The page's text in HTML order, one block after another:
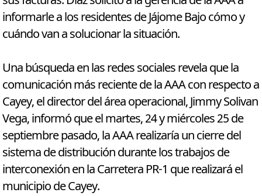
informarle a los residentes de Jájome Bajo cómo y
cuándo van a solucionar la situación.
Una búsqueda en las redes sociales revela que la
comunicación más reciente de la AAA con respecto a
Cayey, el director del área operacional, Jimmy Solivan
Vega, informó que el martes, 24 y miércoles 25 de
septiembre pasado, la AAA realizaría un cierre del
sistema de distribución durante los trabajos de
interconexión en la Carretera PR-1 que realizará el
municipio de Cayey.